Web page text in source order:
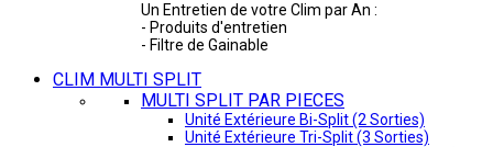
Un Entretien de votre Clim par An :
- Produits d'entretien
- Filtre de Gainable
CLIM MULTI SPLIT
MULTI SPLIT PAR PIECES
Unité Extérieure Bi-Split (2 Sorties)
Unité Extérieure Tri-Split (3 Sorties)